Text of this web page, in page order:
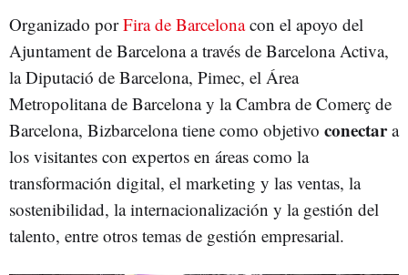
Organizado porFira de Barcelonacon el apoyo del
Ajuntament de Barcelona a través de Barcelona Activa,
la Diputació de Barcelona, Pimec, el Área
Metropolitana de Barcelona y la Cambra de Comerç de
Barcelona, Bizbarcelona tiene como objetivo conectara
los visitantes con expertos en áreas como la
transformación digital, el marketing y las ventas, la
sostenibilidad, la internacionalización y la gestión del
talento, entre otros temas de gestión empresarial.